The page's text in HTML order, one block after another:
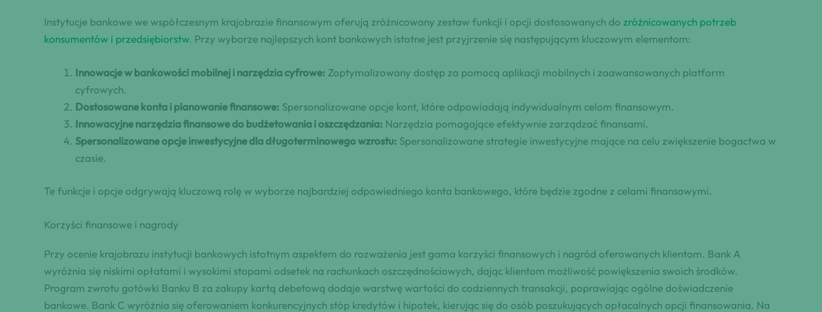
Instytucje bankowe we współczesnym krajobrazie finansowym oferują zróżnicowany zestaw funkcji i opcji dostosowanych do zróżnicowanych potrzeb
konsumentów i przedsiębiorstw. Przy wyborze najlepszych kont bankowych istotne jest przyjrzenie się następującym kluczowym elementom:
Innowacje w bankowości mobilnej i narzędzia cyfrowe: Zoptymalizowany dostęp za pomocą aplikacji mobilnych i zaawansowanych platform
cyfrowych.
Dostosowane konta i planowanie finansowe: Spersonalizowane opcje kont, które odpowiadają indywidualnym celom finansowym.
Innowacyjne narzędzia finansowe do budżetowania i oszczędzania: Narzędzia pomagające efektywnie zarządzać finansami.
Spersonalizowane opcje inwestycyjne dla długoterminowego wzrostu: Spersonalizowane strategie inwestycyjne mające na celu zwiększenie bogactwa w
czasie.
Te funkcje i opcje odgrywają kluczową rolę w wyborze najbardziej odpowiedniego konta bankowego, które będzie zgodne z celami finansowymi.
Korzyści finansowe i nagrody
Przy ocenie krajobrazu instytucji bankowych istotnym aspektem do rozważenia jest gama korzyści finansowych i nagród oferowanych klientom. Bank A
wyróżnia się niskimi opłatami i wysokimi stopami odsetek na rachunkach oszczędnościowych, dając klientom możliwość powiększenia swoich środków.
Program zwrotu gotówki Banku B za zakupy kartą debetową dodaje warstwę wartości do codziennych transakcji, poprawiając ogólne doświadczenie
bankowe. Bank C wyróżnia się oferowaniem konkurencyjnych stóp kredytów i hipotek, kierując się do osób poszukujących opłacalnych opcji finansowania. Na